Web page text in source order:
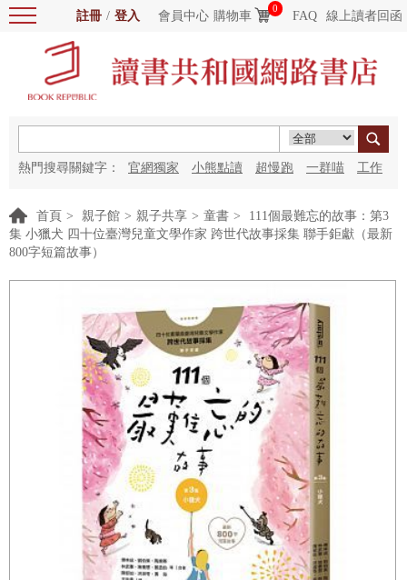
註冊 / 登入 會員中心 購物車
0
FAQ 線上讀者回函
熱門搜尋關鍵字： 官網獨家 小熊點讀 超慢跑 一群喵 工作
首頁 > 親子館 > 親子共享 > 童書 >
111個最難忘的故事：第3
集 小獵犬 四十位臺灣兒童文學作家 跨世代故事採集 聯手鉅獻（最新
800字短篇故事）